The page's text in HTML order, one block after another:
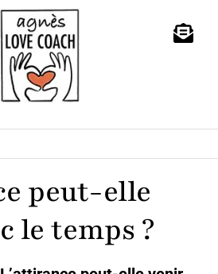
peut-elle
le temps ?